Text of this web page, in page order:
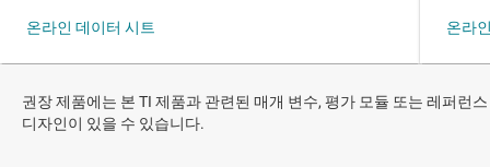
권장 제품에는 본 TI 제품과 관련된 매개 변수, 평가 모듈 또는 레퍼런스
디자인이 있을 수 있습니다.